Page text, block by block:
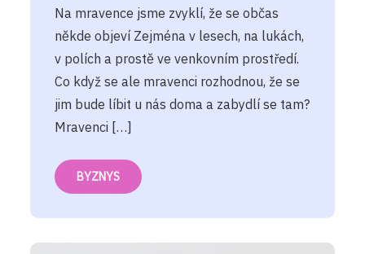
Na mravence jsme zvyklí, že se občas
někde objeví Zejména v lesech, na lukách,
v polích a prostě ve venkovním prostředí.
Co když se ale mravenci rozhodnou, že se
jim bude líbit u nás doma a zabydlí se tam?
Mravenci […]
BYZNYS